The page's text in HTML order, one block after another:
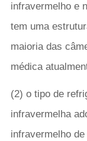
infravermelho e
tem uma
maioria das
médica
(2) o tipo de
infravermelha
infravermelho